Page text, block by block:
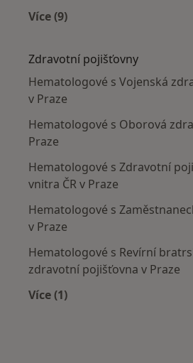
Více (9)
Zdravotní pojišťovny
Hematologové s Vojenská
v Praze
Hematologové s Oborová
Praze
Hematologové s Zdravotní
vnitra ČR v Praze
Hematologové s
v Praze
Hematologové s Revírní
zdravotní pojišťovna v Praze
Více (1)